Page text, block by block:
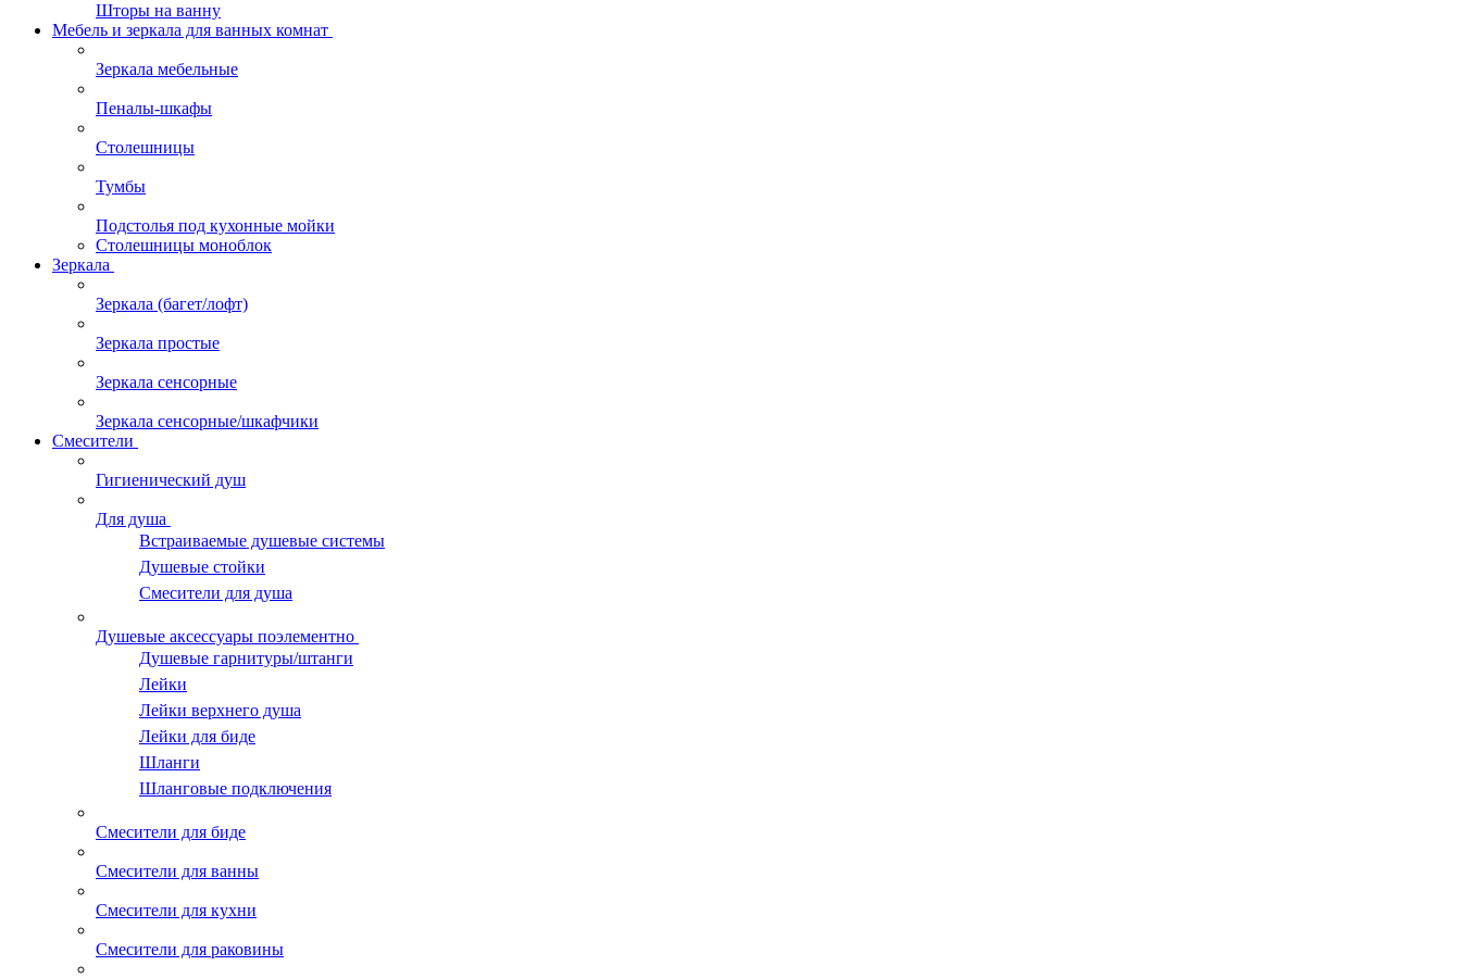
Шторы на ванну
Мебель и зеркала для ванных комнат
Зеркала мебельные
Пеналы-шкафы
Столешницы
Тумбы
Подстолья под кухонные мойки
Столешницы моноблок
Зеркала
Зеркала (багет/лофт)
Зеркала простые
Зеркала сенсорные
Зеркала сенсорные/шкафчики
Смесители
Гигиенический душ
Для душа
Встраиваемые душевые системы
Душевые стойки
Смесители для душа
Душевые аксессуары поэлементно
Душевые гарнитуры/штанги
Лейки
Лейки верхнего душа
Лейки для биде
Шланги
Шланговые подключения
Смесители для биде
Смесители для ванны
Смесители для кухни
Смесители для раковины